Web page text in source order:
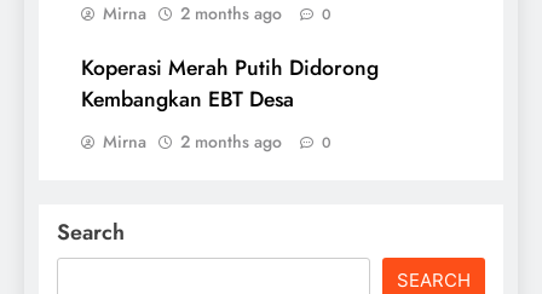
Mirna 2 months ago 0
Koperasi Merah Putih Didorong
Kembangkan EBT Desa
Mirna 2 months ago 0
Search
SEARCH